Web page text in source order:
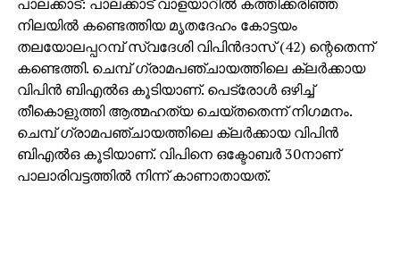
നിലയില്‍ കണ്ടെത്തിയ മൃതദേഹം കോട്ടയം
തലയോലപ്പറമ്പ് സ്വദേശി വിപിന്‍ദാസ് (42) ന്റെതെന്ന്
കണ്ടെത്തി. ചെമ്പ് ഗ്രാമപഞ്ചായത്തിലെ ക്ലര്‍ക്കായ
വിപിന്‍ ബിഎല്‍ഒ കൂടിയാണ്. പെട്രോള്‍ ഒഴിച്ച്
തീകൊളുത്തി ആത്മഹത്യ ചെയ്തതെന്ന് നിഗമനം.
ചെമ്പ് ഗ്രാമപഞ്ചായത്തിലെ ക്ലര്‍ക്കായ വിപിന്‍
ബിഎല്‍ഒ കൂടിയാണ്. വിപിനെ ഒക്ടോബര്‍ 30നാണ്
പാലാരിവട്ടത്തില്‍ നിന്ന് കാണാതായത്.